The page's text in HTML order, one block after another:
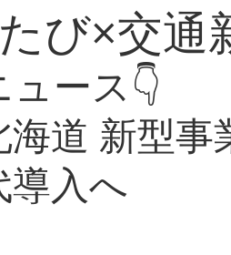
び×交通
ース👇
海道 新型
導入へ